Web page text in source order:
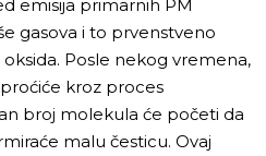
emisija primarnih PM
gasova i to prvenstveno
Posle nekog vremena,
kroz proces
broj molekula će početi da
malu česticu. Ovaj